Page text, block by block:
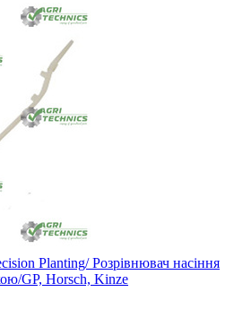
Planting/ Розрівнювач насіння
GP, Horsch, Kinze